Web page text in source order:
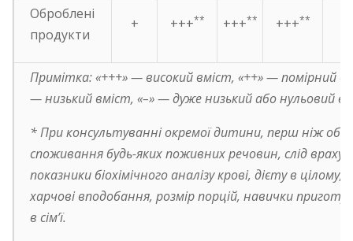
Оброблені
продукти
+ +++** +++** +++**
Примітка: «+++»—високий вміст, «++»—помірний
—низький вміст, «–»—дуже низький або нульовий
* При консультуванні окремої дитини, перш ніж
споживання будь-яких поживних речовин, слід
показники біохімічного аналізу крові, дієту в
харчові вподобання, розмір порцій, навички
в сім’ї.